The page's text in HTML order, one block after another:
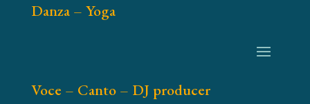
Danza – Yoga
Voce – Canto – DJ producer